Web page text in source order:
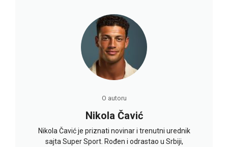
O autoru
Nikola Čavić
Nikola Čavić je priznati novinar i trenutni urednik
sajta Super Sport. Rođen i odrastao u Srbiji,